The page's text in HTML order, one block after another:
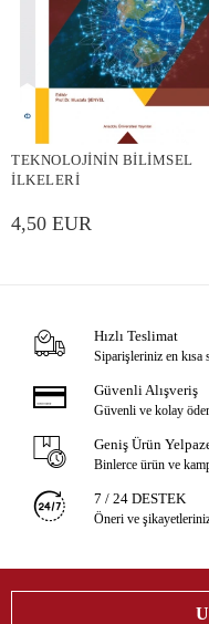
TEKNOLOJİNİN BİLİMSEL
İLKELERİ
4,50 EUR
Hızlı Teslimat
Siparişleriniz en kısa
Güvenli Alışveriş
Güvenli ve kolay
Geniş Ürün
Binlerce ürün ve
7 / 24 DESTEK
Öneri ve